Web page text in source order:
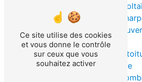
Panneaux
Rénovation de
Entreprise de
Sarking
Rénovation de
Couverture
Isolation des
Ce site utilise des cookies
et vous donne le contrôle
sur ceux que vous
souhaitez activer